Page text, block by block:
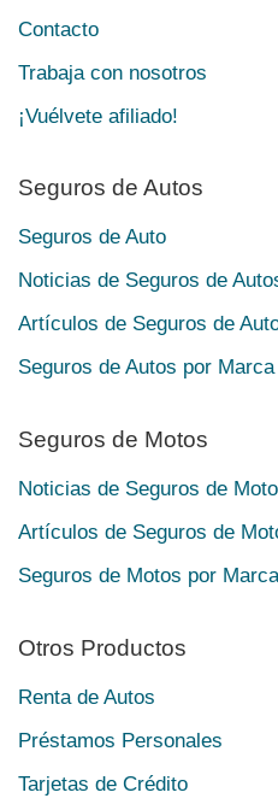
Contacto
Trabaja con nosotros
¡Vuélvete afiliado!
Seguros de Autos
Seguros de Auto
Noticias de Seguros de
Artículos de Seguros de
Seguros de Autos por Marca
Seguros de Motos
Noticias de Seguros de
Artículos de Seguros de
Seguros de Motos por Marca
Otros Productos
Renta de Autos
Préstamos Personales
Tarjetas de Crédito